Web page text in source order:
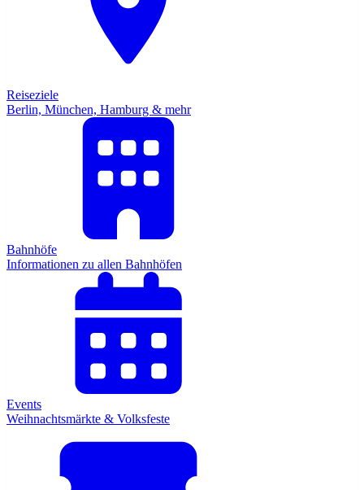
Reiseziele
Berlin, München, Hamburg & mehr
Bahnhöfe
Informationen zu allen Bahnhöfen
Events
Weihnachtsmärkte & Volksfeste